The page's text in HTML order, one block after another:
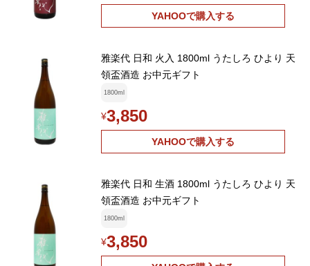
YAHOOで購入する
雅楽代 日和 火入 1800ml うたしろ ひより 天
領盃酒造 お中元ギフト
1800ml
¥3,850
YAHOOで購入する
雅楽代 日和 生酒 1800ml うたしろ ひより 天
領盃酒造 お中元ギフト
1800ml
¥3,850